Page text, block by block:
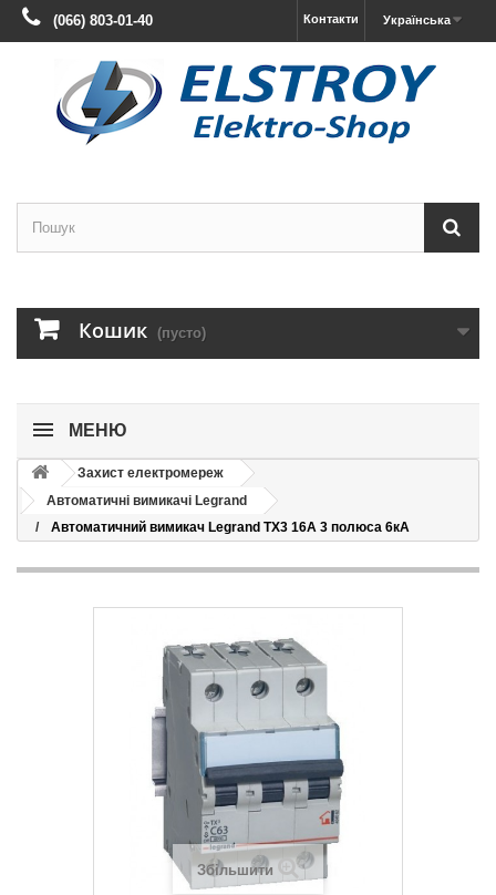
Українська
Контакти
(066) 803-01-40
Кошик (пусто)
МЕНЮ
Захист електромереж
Автоматичні вимикачі Legrand
Автоматичний вимикач Legrand TX3 16A 3 полюса 6кА
Збільшити